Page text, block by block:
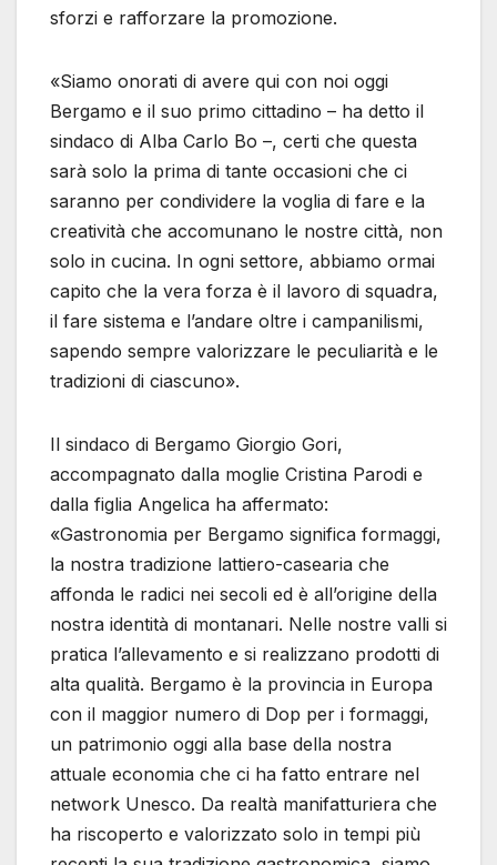
sforzi e rafforzare la promozione.
«Siamo onorati di avere qui con noi oggi
Bergamo e il suo primo cittadino – ha detto il
sindaco di Alba Carlo Bo –, certi che questa
sarà solo la prima di tante occasioni che ci
saranno per condividere la voglia di fare e la
creatività che accomunano le nostre città, non
solo in cucina. In ogni settore, abbiamo ormai
capito che la vera forza è il lavoro di squadra,
il fare sistema e l’andare oltre i campanilismi,
sapendo sempre valorizzare le peculiarità e le
tradizioni di ciascuno».
Il sindaco di Bergamo Giorgio Gori,
accompagnato dalla moglie Cristina Parodi e
dalla figlia Angelica ha affermato:
«Gastronomia per Bergamo significa formaggi,
la nostra tradizione lattiero-casearia che
affonda le radici nei secoli ed è all’origine della
nostra identità di montanari. Nelle nostre valli si
pratica l’allevamento e si realizzano prodotti di
alta qualità. Bergamo è la provincia in Europa
con il maggior numero di Dop per i formaggi,
un patrimonio oggi alla base della nostra
attuale economia che ci ha fatto entrare nel
network Unesco. Da realtà manifatturiera che
ha riscoperto e valorizzato solo in tempi più